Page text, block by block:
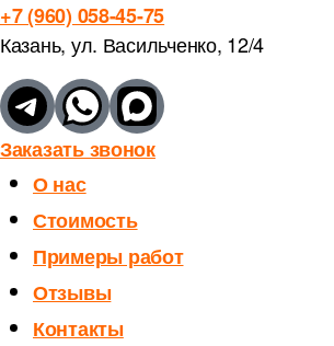
+7 (960) 058-45-75
Казань, ул. Васильченко, 12/4
Заказать звонок
О нас
Стоимость
Примеры работ
Отзывы
Контакты